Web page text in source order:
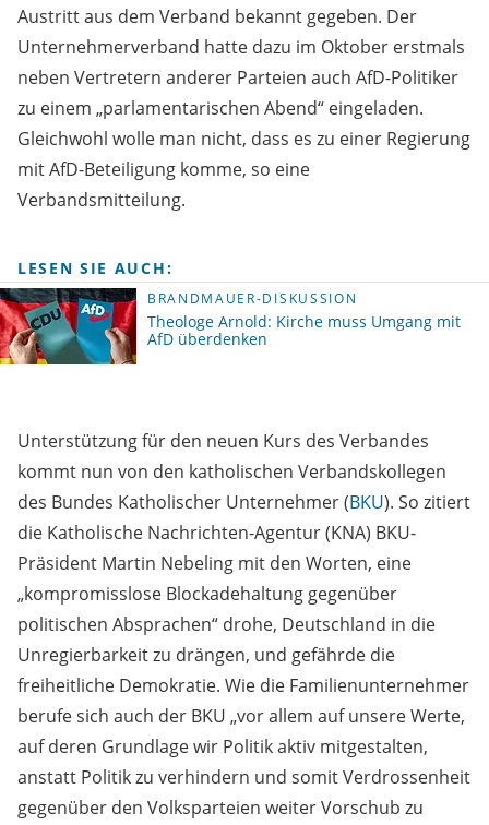
Austritt aus dem Verband bekannt gegeben. Der
Unternehmerverband hatte dazu im Oktober erstmals
neben Vertretern anderer Parteien auch AfD-Politiker
zu einem „parlamentarischen Abend“ eingeladen.
Gleichwohl wolle man nicht, dass es zu einer Regierung
mit AfD-Beteiligung komme, so eine
Verbandsmitteilung.
LESEN SIE AUCH:
BRANDMAUER-DISKUSSION
Theologe Arnold: Kirche muss Umgang mit
AfD überdenken
Unterstützung für den neuen Kurs des Verbandes
kommt nun von den katholischen Verbandskollegen
des Bundes Katholischer Unternehmer (BKU). So zitiert
die Katholische Nachrichten-Agentur (KNA) BKU-
Präsident Martin Nebeling mit den Worten, eine
„kompromisslose Blockadehaltung gegenüber
politischen Absprachen“ drohe, Deutschland in die
Unregierbarkeit zu drängen, und gefährde die
freiheitliche Demokratie. Wie die Familienunternehmer
berufe sich auch der BKU „vor allem auf unsere Werte,
auf deren Grundlage wir Politik aktiv mitgestalten,
anstatt Politik zu verhindern und somit Verdrossenheit
gegenüber den Volksparteien weiter Vorschub zu